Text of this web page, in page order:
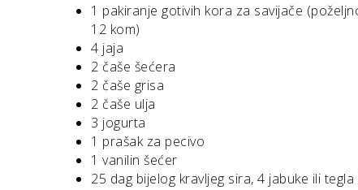
1 pakiranje gotivih kora za savijače
12 kom)
4 jaja
2 čaše šećera
2 čaše grisa
2 čaše ulja
3 jogurta
1 prašak za pecivo
1 vanilin šećer
25 dag bijelog kravljeg sira, 4 jabuke ili